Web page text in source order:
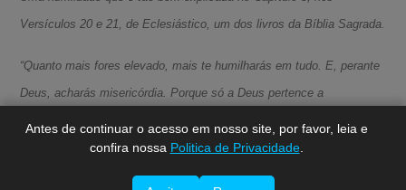
Antes de continuar o acesso em nosso site, por favor, leia e
confira nossa Politica de Privacidade.
Versículos 20 e 21, de Eclesiástico, um dos livros da Bíblia Sagrada.
“Quanto mais fores elevado, mais te humilharás em tudo. E, perante
Deus, acharás misericórdia. Porque só a Deus pertence a